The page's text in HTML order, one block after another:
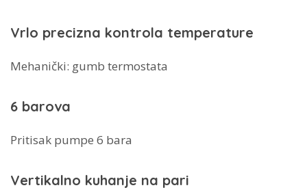
Vrlo precizna kontrola temperature
Mehanički: gumb termostata
6 barova
Pritisak pumpe 6 bara
Vertikalno kuhanje na pari